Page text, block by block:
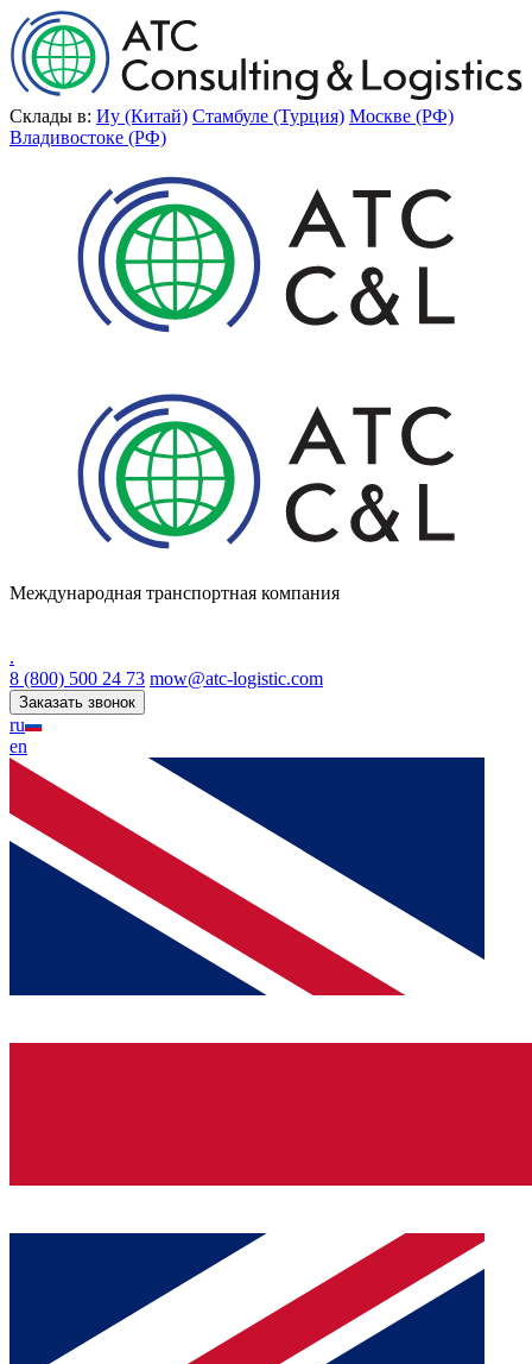
Склады в: Иу (Китай) Стамбуле (Турция) Москве (РФ)
Владивостоке (РФ)
Международная транспортная компания
.
8 (800) 500 24 73 mow@atc-logistic.com
Заказать звонок
ru
en